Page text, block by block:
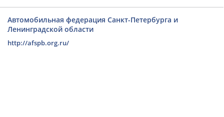
Автомобильная федерация Санкт-Петербурга и
Ленинградской области
http://afspb.org.ru/